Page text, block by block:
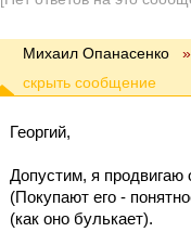
Михаил Опанасенко »
Георгий,
Допустим, я продвигаю
(Покупают его -
(как оно булькает).